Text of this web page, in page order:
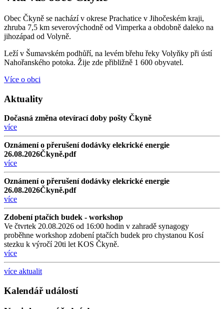
Obec Čkyně se nachází v okrese Prachatice v Jihočeském kraji,
zhruba 7,5 km severovýchodně od Vimperka a obdobně daleko na
jihozápad od Volyně.
Leží v Šumavském podhůří, na levém břehu řeky Volyňky při ústí
Nahořanského potoka. Žije zde přibližně 1 600 obyvatel.
Více o obci
Aktuality
Dočasná změna otevírací doby pošty Čkyně
více
Oznámení o přerušení dodávky elekrické energie
26.08.2026Čkyně.pdf
více
Oznámení o přerušení dodávky elekrické energie
26.08.2026Čkyně.pdf
více
Zdobení ptačích budek - workshop
Ve čtvrtek 20.08.2026 od 16:00 hodin v zahradě synagogy
proběhne workshop zdobení ptačích budek pro chystanou Kosí
stezku k výročí 20ti let KOS Čkyně.
více
více aktualit
Kalendář událostí